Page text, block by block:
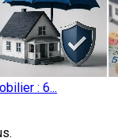
: 6...